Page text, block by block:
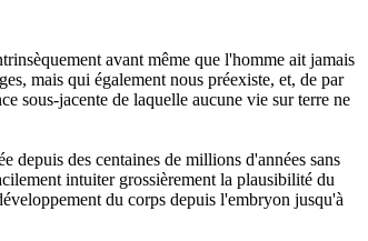
avant même que l'homme ait jamais
mais qui également nous préexiste, et, de par
sous-jacente de laquelle aucune vie sur terre ne
depuis des centaines de millions d'années sans
intuiter grossièrement la plausibilité du
du corps depuis l'embryon jusqu'à